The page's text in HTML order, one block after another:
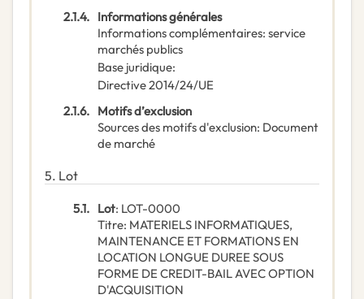
2.1.4. Informations générales
Informations complémentaires: service
marchés publics
Base juridique:
Directive 2014/24/UE
2.1.6. Motifs d’exclusion
Sources des motifs d'exclusion: Document
de marché
5. Lot
5.1. Lot: LOT-0000
Titre: MATERIELS INFORMATIQUES,
MAINTENANCE ET FORMATIONS EN
LOCATION LONGUE DUREE SOUS
FORME DE CREDIT-BAIL AVEC OPTION
D'ACQUISITION